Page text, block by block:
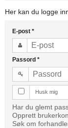
Her kan du logge
E-post *
Passord *
Husk mig
Har du glemt
Opprett
Søk om